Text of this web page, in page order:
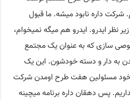
داره نابود میشه. ما قبول
نظر ایدرو. ایدرو هم میگه نمیخوام،
سازی که به عنوان یک مجتمع
به دار و دسته خودشون. این یک
خود مسئولین هفت طرح اومدن شرکت
پس دهقان داره برنامه میچینه